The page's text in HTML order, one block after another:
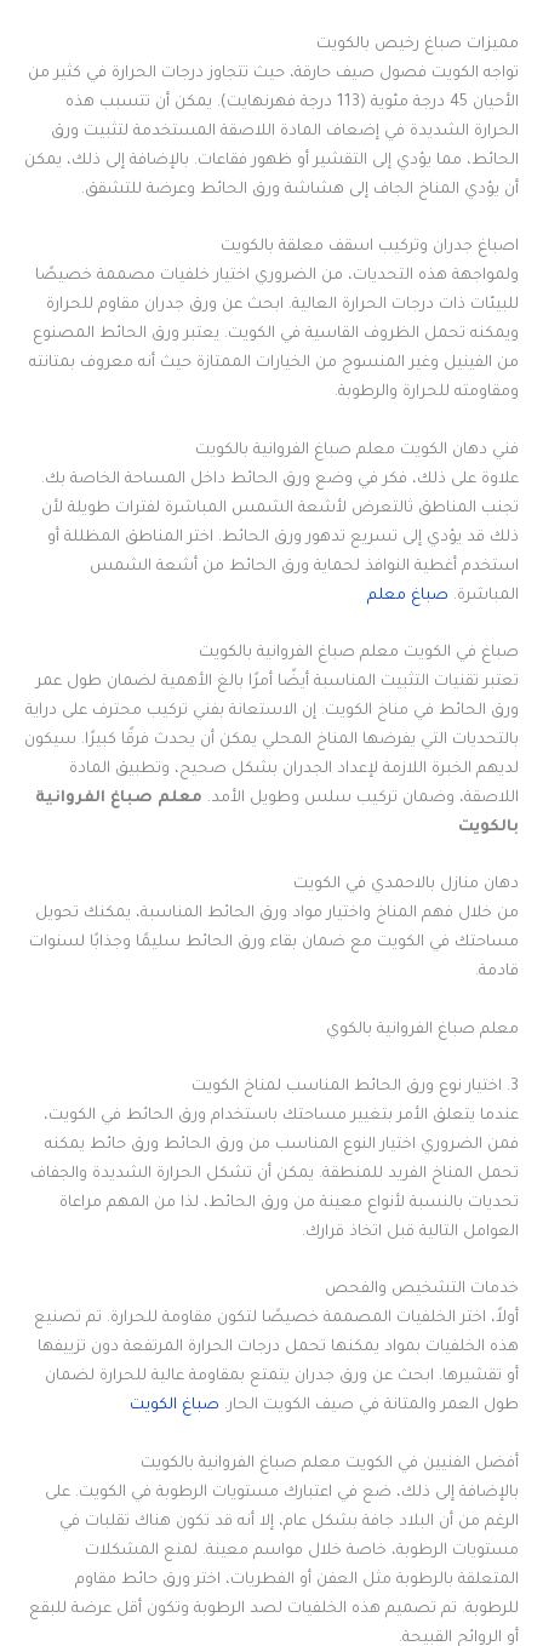
مميزات صباغ رخيص بالكويت
تواجه الكويت فصول صيف حارقة، حيث تتجاوز درجات الحرارة في كثير من
الأحيان 45 درجة مئوية (113 درجة فهرنهايت). يمكن أن تتسبب هذه
الحرارة الشديدة في إضعاف المادة اللاصقة المستخدمة لتثبيت ورق
الحائط، مما يؤدي إلى التقشير أو ظهور فقاعات. بالإضافة إلى ذلك، يمكن
أن يؤدي المناخ الجاف إلى هشاشة ورق الحائط وعرضة للتشقق.
اصباغ جدران وتركيب اسقف معلقة بالكويت
ولمواجهة هذه التحديات، من الضروري اختيار خلفيات مصممة خصيصًا
للبيئات ذات درجات الحرارة العالية. ابحث عن ورق جدران مقاوم للحرارة
ويمكنه تحمل الظروف القاسية في الكويت. يعتبر ورق الحائط المصنوع
من الفينيل وغير المنسوج من الخيارات الممتازة حيث أنه معروف بمتانته
ومقاومته للحرارة والرطوبة.
فني دهان الكويت معلم صباغ الفروانية بالكويت
علاوة على ذلك، فكر في وضع ورق الحائط داخل المساحة الخاصة بك.
تجنب المناطق ثالتعرض لأشعة الشمس المباشرة لفترات طويلة لأن
ذلك قد يؤدي إلى تسريع تدهور ورق الحائط. اختر المناطق المظللة أو
استخدم أغطية النوافذ لحماية ورق الحائط من أشعة الشمس
المباشرة. صباغ معلم
صباغ في الكويت معلم صباغ الفروانية بالكويت
تعتبر تقنيات التثبيت المناسبة أيضًا أمرًا بالغ الأهمية لضمان طول عمر
ورق الحائط في مناخ الكويت. إن الاستعانة بفني تركيب محترف على دراية
بالتحديات التي يفرضها المناخ المحلي يمكن أن يحدث فرقًا كبيرًا. سيكون
لديهم الخبرة اللازمة لإعداد الجدران بشكل صحيح، وتطبيق المادة
اللاصقة، وضمان تركيب سلس وطويل الأمد. معلم صباغ الفروانية
بالكويت
دهان منازل بالاحمدي في الكويت
من خلال فهم المناخ واختيار مواد ورق الحائط المناسبة، يمكنك تحويل
مساحتك في الكويت مع ضمان بقاء ورق الحائط سليمًا وجذابًا لسنوات
قادمة.
معلم صباغ الفروانية بالكوي
3. اختيار نوع ورق الحائط المناسب لمناخ الكويت
عندما يتعلق الأمر بتغيير مساحتك باستخدام ورق الحائط في الكويت،
فمن الضروري اختيار النوع المناسب من ورق الحائط ورق حائط يمكنه
تحمل المناخ الفريد للمنطقة. يمكن أن تشكل الحرارة الشديدة والجفاف
تحديات بالنسبة لأنواع معينة من ورق الحائط، لذا من المهم مراعاة
العوامل التالية قبل اتخاذ قرارك.
خدمات التشخيص والفحص
أولاً، اختر الخلفيات المصممة خصيصًا لتكون مقاومة للحرارة. تم تصنيع
هذه الخلفيات بمواد يمكنها تحمل درجات الحرارة المرتفعة دون تزييفها
أو تقشيرها. ابحث عن ورق جدران يتمتع بمقاومة عالية للحرارة لضمان
طول العمر والمتانة في صيف الكويت الحار. صباغ الكويت
أفضل الفنيين في الكويت معلم صباغ الفروانية بالكويت
بالإضافة إلى ذلك، ضع في اعتبارك مستويات الرطوبة في الكويت. على
الرغم من أن البلاد جافة بشكل عام، إلا أنه قد تكون هناك تقلبات في
مستويات الرطوبة، خاصة خلال مواسم معينة. لمنع المشكلات
المتعلقة بالرطوبة مثل العفن أو الفطريات، اختر ورق حائط مقاوم
للرطوبة. تم تصميم هذه الخلفيات لصد الرطوبة وتكون أقل عرضة للبقع
أو الروائح القبيحة.